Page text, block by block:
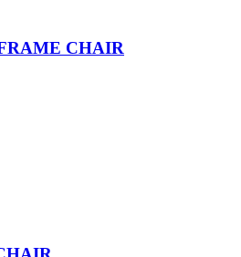
FRAME CHAIR